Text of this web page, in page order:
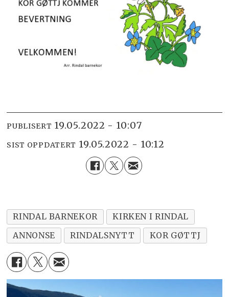
PUBLISERT 19.05.2022 - 10:07
SIST OPPDATERT 19.05.2022 - 10:12
RINDAL BARNEKOR
KIRKEN I RINDAL
ANNONSE
RINDALSNYTT KOR GØTTJ